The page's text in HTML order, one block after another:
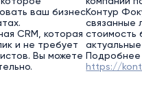
ваш бизнес
CRM, которая
и не требует
Вы можете
Контур
связанные
стоимость
Подробнее
https://